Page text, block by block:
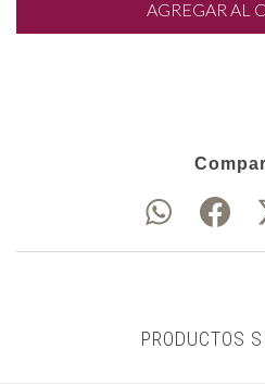
PRODUCTOS